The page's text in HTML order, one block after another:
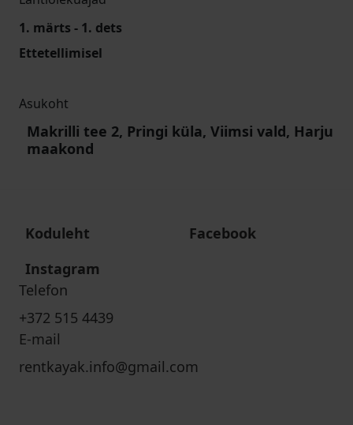
1. märts - 1. dets
Ettetellimisel
Asukoht
Makrilli tee 2, Pringi küla, Viimsi vald, Harju
maakond
Koduleht
Facebook
Instagram
Telefon
+372 515 4439
E-mail
rentkayak.info@gmail.com